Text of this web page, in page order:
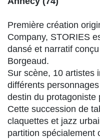
Première création
Company, STORIES
dansé et narratif
Borgeaud.
Sur scène, 10 artistes
différents
destin du protagoniste
Cette succession de
claquettes et jazz
partition spécialement